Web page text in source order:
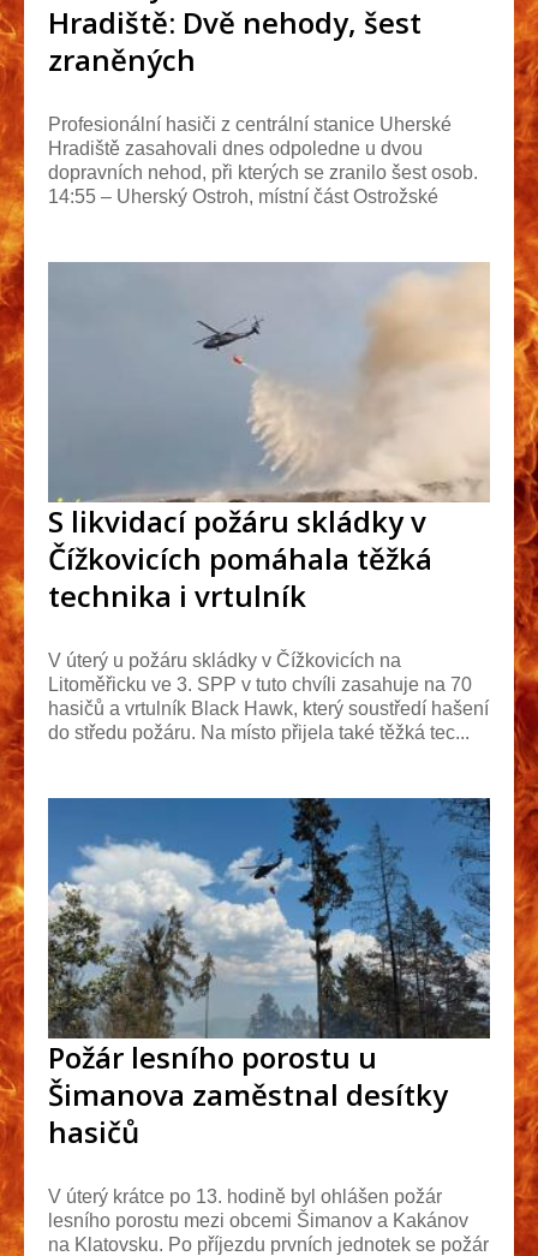
Hradiště: Dvě nehody, šest
zraněných
Profesionální hasiči z centrální stanice Uherské
Hradiště zasahovali dnes odpoledne u dvou
dopravních nehod, při kterých se zranilo šest osob.
14:55 – Uherský Ostroh, místní část Ostrožské
S likvidací požáru skládky v
Čížkovicích pomáhala těžká
technika i vrtulník
V úterý u požáru skládky v Čížkovicích na
Litoměřicku ve 3. SPP v tuto chvíli zasahuje na 70
hasičů a vrtulník Black Hawk, který soustředí hašení
do středu požáru. Na místo přijela také těžká tec...
Požár lesního porostu u
Šimanova zaměstnal desítky
hasičů
V úterý krátce po 13. hodině byl ohlášen požár
lesního porostu mezi obcemi Šimanov a Kakánov
na Klatovsku. Po příjezdu prvních jednotek se požár